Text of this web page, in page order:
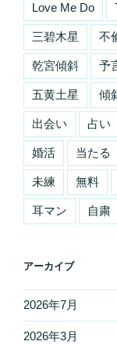
Love Me Do
三碧木星 不
乾宮傾斜 予
五黄土星 傾
出会い 占い
婚活 当たる
未練 無料
耳マン 自粛
アーカイブ
2026年7月
2026年3月